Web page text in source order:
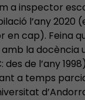
a inspector
l’any 2020
en cap). Feina
la docència
des de l’any
a temps